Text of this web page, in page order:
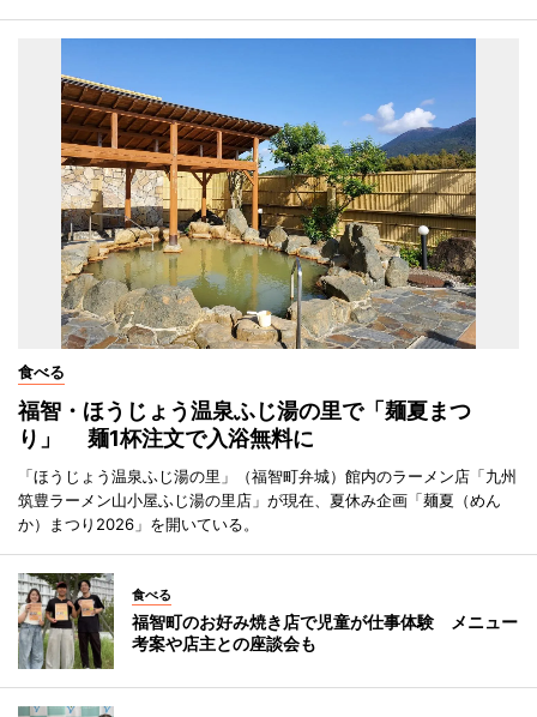
食べる
福智・ほうじょう温泉ふじ湯の里で「麺夏まつ
り」 麺1杯注文で入浴無料に
「ほうじょう温泉ふじ湯の里」（福智町弁城）館内のラーメン店「九州
筑豊ラーメン山小屋ふじ湯の里店」が現在、夏休み企画「麺夏（めん
か）まつり2026」を開いている。
食べる
福智町のお好み焼き店で児童が仕事体験 メニュー
考案や店主との座談会も